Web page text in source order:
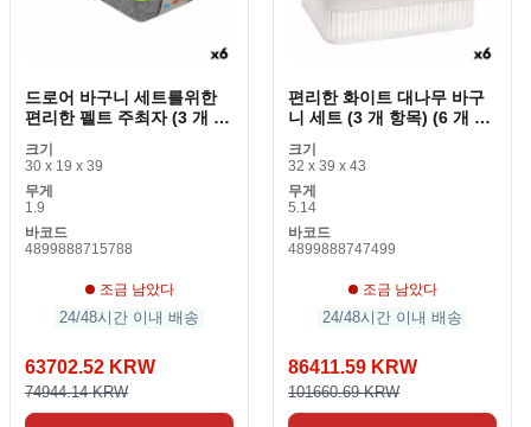
드로어 바구니 세트를위한
편리한 펠트 주최자 (3 개 항
크기
30 x 19 x 39
무게
1.9
바코드
4899888715788
조금 남았다
24/48시간 이내 배송
63702.52 KRW
74944.14 KRW
편리한 화이트 대나무 바구
니 세트 (3 개 항목) (6 개 조
크기
32 x 39 x 43
무게
5.14
바코드
4899888747499
조금 남았다
24/48시간 이내 배송
86411.59 KRW
101660.69 KRW